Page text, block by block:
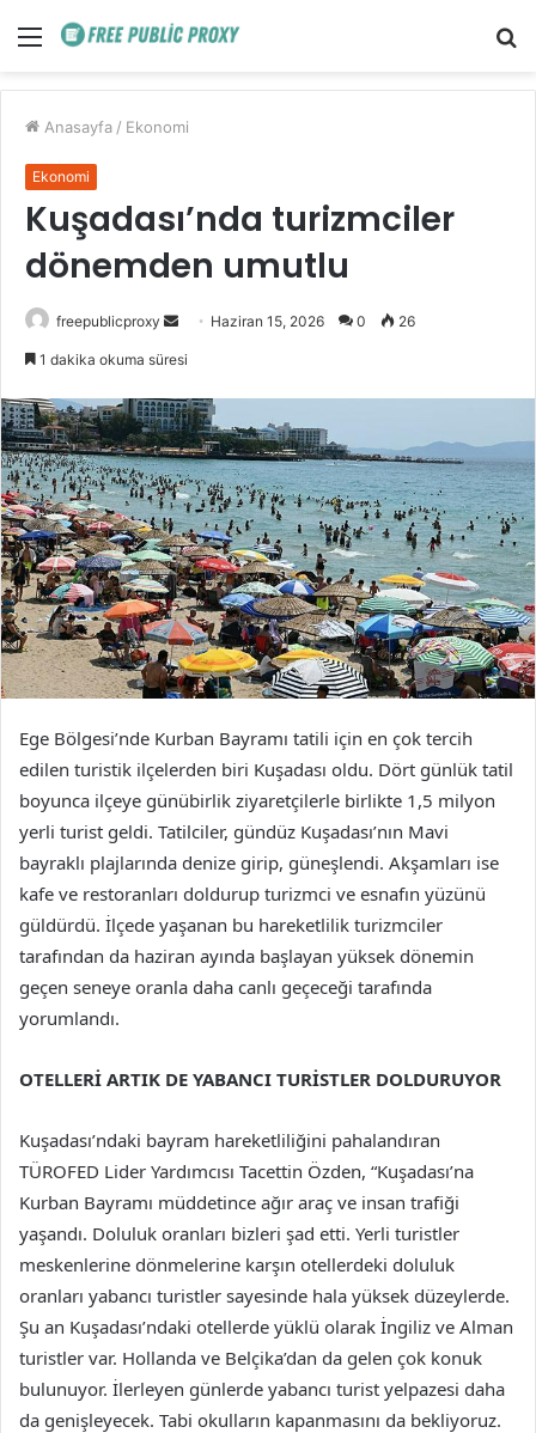
Menü
Anasayfa / Ekonomi
Ekonomi
Kuşadası’nda turizmciler
dönemden umutlu
freepublicproxy
Bir
göndermek
Haziran 15, 2026 0 26
1 dakika okuma süresi
Ege Bölgesi’nde Kurban Bayramı tatili için en çok tercih
edilen turistik ilçelerden biri Kuşadası oldu. Dört günlük tatil
boyunca ilçeye günübirlik ziyaretçilerle birlikte 1,5 milyon
yerli turist geldi. Tatilciler, gündüz Kuşadası’nın Mavi
bayraklı plajlarında denize girip, güneşlendi. Akşamları ise
kafe ve restoranları doldurup turizmci ve esnafın yüzünü
güldürdü. İlçede yaşanan bu hareketlilik turizmciler
tarafından da haziran ayında başlayan yüksek dönemin
geçen seneye oranla daha canlı geçeceği tarafında
yorumlandı.
OTELLERİ ARTIK DE YABANCI TURİSTLER DOLDURUYOR
Kuşadası’ndaki bayram hareketliliğini pahalandıran
TÜROFED Lider Yardımcısı Tacettin Özden, “Kuşadası’na
Kurban Bayramı müddetince ağır araç ve insan trafiği
yaşandı. Doluluk oranları bizleri şad etti. Yerli turistler
meskenlerine dönmelerine karşın otellerdeki doluluk
oranları yabancı turistler sayesinde hala yüksek düzeylerde.
Şu an Kuşadası’ndaki otellerde yüklü olarak İngiliz ve Alman
turistler var. Hollanda ve Belçika’dan da gelen çok konuk
bulunuyor. İlerleyen günlerde yabancı turist yelpazesi daha
da genişleyecek. Tabi okulların kapanmasını da bekliyoruz.